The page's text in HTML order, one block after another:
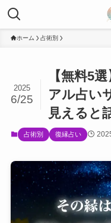
ホーム 占術別
【無料5
アル占い
見えると
2025
6/25
占術別 復縁占い